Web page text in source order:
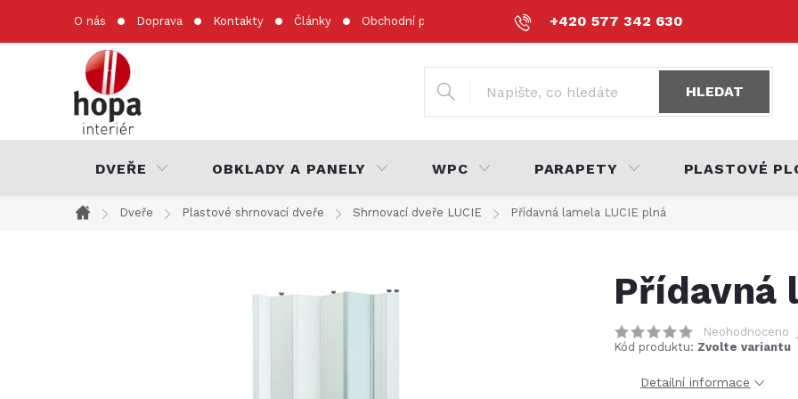
+420 577 342 630
O nás Doprava Kontakty Články Obchodní podmínky Podmínky ochrany osobních údajů
HLEDAT
DVEŘE OBKLADY A PANELY WPC PARAPETY PLASTOVÉ
Domů
Dveře Plastové shrnovací dveře Shrnovací dveře LUCIE Přídavná lamela LUCIE plná
Přídavná
Neohodnoceno
Kód produktu: Zvolte variantu
Detailní informace